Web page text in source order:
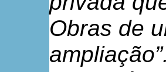
Obras de